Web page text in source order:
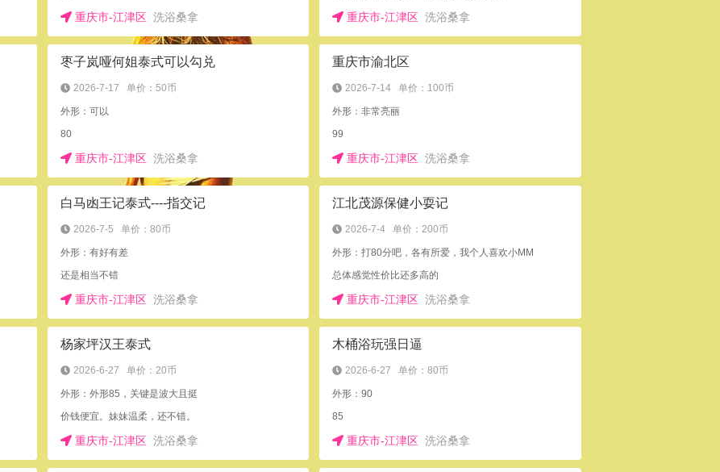
重庆市-江津区洗浴桑拿 重庆市-江津区 洗浴桑拿
枣子岚哑何姐泰式可以勾兑
2026-7-17 单价：50币
外形：可以
80
重庆市-江津区洗浴桑拿
重庆市渝北区
2026-7-14 单价：100币
外形：非常亮丽
99
重庆市-江津区 洗浴桑拿
白马凼王记泰式----指交记
2026-7-5 单价：80币
外形：有好有差
还是相当不错
重庆市-江津区洗浴桑拿
江北茂源保健小耍记
2026-7-4 单价：200币
外形：打80分吧，各有所爱，我个人喜欢小MM
总体感觉性价比还多高的
重庆市-江津区 洗浴桑拿
杨家坪汉王泰式
2026-6-27 单价：20币
外形：外形85，关键是波大且挺
价钱便宜。妹妹温柔，还不错。
重庆市-江津区洗浴桑拿
木桶浴玩强日逼
2026-6-27 单价：80币
外形：90
85
重庆市-江津区 洗浴桑拿